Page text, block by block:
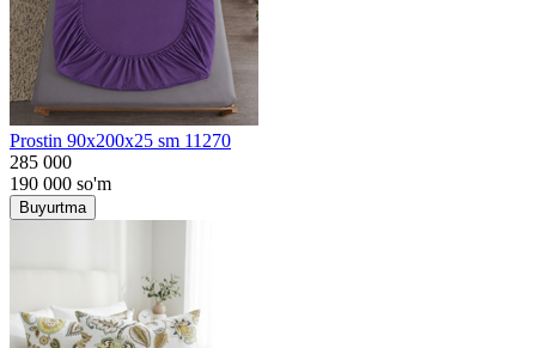
Prostin 90x200x25 sm 11270
285 000
190 000 so'm
Buyurtma